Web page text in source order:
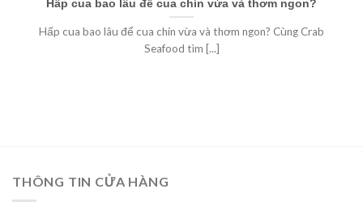
Hấp cua bao lâu để cua chín vừa và thơm ngon?
Hấp cua bao lâu để cua chín vừa và thơm ngon? Cùng Crab
Seafood tìm [...]
THÔNG TIN CỬA HÀNG